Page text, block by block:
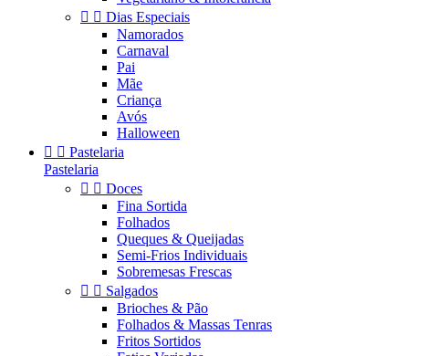
  Dias Especiais
Namorados
Carnaval
Pai
Mãe
Criança
Avós
Halloween
  Pastelaria
Pastelaria
  Doces
Fina Sortida
Folhados
Queques & Queijadas
Semi-Frios Individuais
Sobremesas Frescas
  Salgados
Brioches & Pão
Folhados & Massas Tenras
Fritos Sortidos